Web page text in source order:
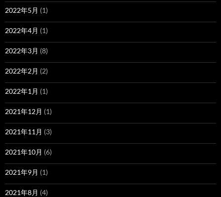
2022年5月 (1)
2022年4月 (1)
2022年3月 (8)
2022年2月 (2)
2022年1月 (1)
2021年12月 (1)
2021年11月 (3)
2021年10月 (6)
2021年9月 (1)
2021年8月 (4)